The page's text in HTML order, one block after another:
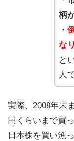
柄
・
な
と
人
実際、2008年末
円くらいまで買
日本株を買い漁